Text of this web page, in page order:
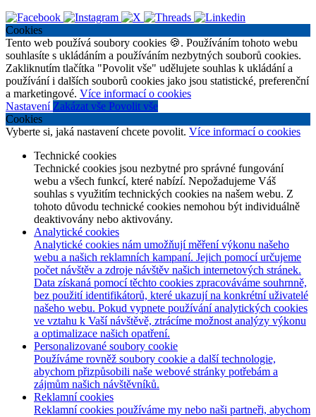
Cookies
Tento web používá soubory cookies 🍪. Používáním tohoto webu
souhlasíte s ukládáním a používáním nezbytných souborů cookies.
Zakliknutím tlačítka "Povolit vše" udělujete souhlas k ukládání a
používání i dalších souborů cookies jako jsou statistické, preferenční
a marketingové. Více informací o cookies
Nastavení Zakázat vše Povolit vše
Cookies
Vyberte si, jaká nastavení chcete povolit. Více informací o cookies
Technické cookies
Technické cookies jsou nezbytné pro správné fungování
webu a všech funkcí, které nabízí. Nepožadujeme Váš
souhlas s využitím technických cookies na našem webu. Z
tohoto důvodu technické cookies nemohou být individuálně
deaktivovány nebo aktivovány.
Analytické cookies
Analytické cookies nám umožňují měření výkonu našeho
webu a našich reklamních kampaní. Jejich pomocí určujeme
počet návštěv a zdroje návštěv našich internetových stránek.
Data získaná pomocí těchto cookies zpracováváme souhrnně,
bez použití identifikátorů, které ukazují na konkrétní uživatelé
našeho webu. Pokud vypnete používání analytických cookies
ve vztahu k Vaší návštěvě, ztrácíme možnost analýzy výkonu
a optimalizace našich opatření.
Personalizované soubory cookie
Používáme rovněž soubory cookie a další technologie,
abychom přizpůsobili naše webové stránky potřebám a
zájmům našich návštěvníků.
Reklamní cookies
Reklamní cookies používáme my nebo naši partneři, abychom